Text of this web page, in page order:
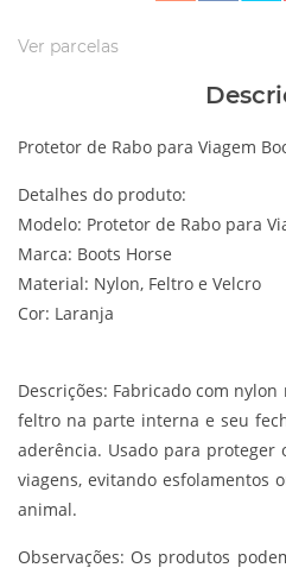
Ver parcelas
Protetor de Rabo para Viagem
Detalhes do produto:
Modelo: Protetor de Rabo para
Marca: Boots Horse
Material: Nylon, Feltro e Velcro
Cor: Laranja
Descrições: Fabricado com
feltro na parte interna e seu
aderência. Usado para
viagens, evitando esfolamentos
animal.
Observações: Os produtos